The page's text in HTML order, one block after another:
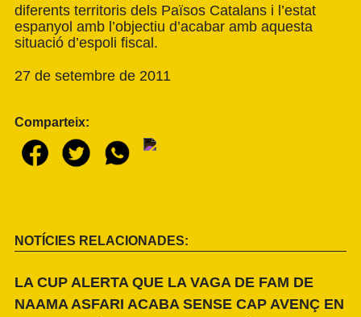
diferents territoris dels Països Catalans i l’estat
espanyol amb l’objectiu d’acabar amb aquesta
situació d’espoli fiscal.
27 de setembre de 2011
Comparteix:
NOTÍCIES RELACIONADES:
LA CUP ALERTA QUE LA VAGA DE FAM DE
NAAMA ASFARI ACABA SENSE CAP AVENÇ EN